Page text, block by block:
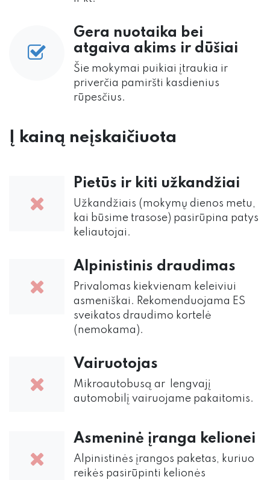
Gera nuotaika bei
atgaiva akims ir dūšiai
Šie mokymai puikiai įtraukia ir
priverčia pamiršti kasdienius
rūpesčius.
Į kainą neįskaičiuota
Pietūs ir kiti užkandžiai
Užkandžiais (mokymų dienos metu,
kai būsime trasose) pasirūpina patys
keliautojai.
Alpinistinis draudimas
Privalomas kiekvienam keleiviui
asmeniškai. Rekomenduojama ES
sveikatos draudimo kortelė
(nemokama).
Vairuotojas
Mikroautobusą ar lengvajį
automobilį vairuojame pakaitomis.
Asmeninė įranga kelionei
Alpinistinės įrangos paketas, kuriuo
reikės pasirūpinti kelionės